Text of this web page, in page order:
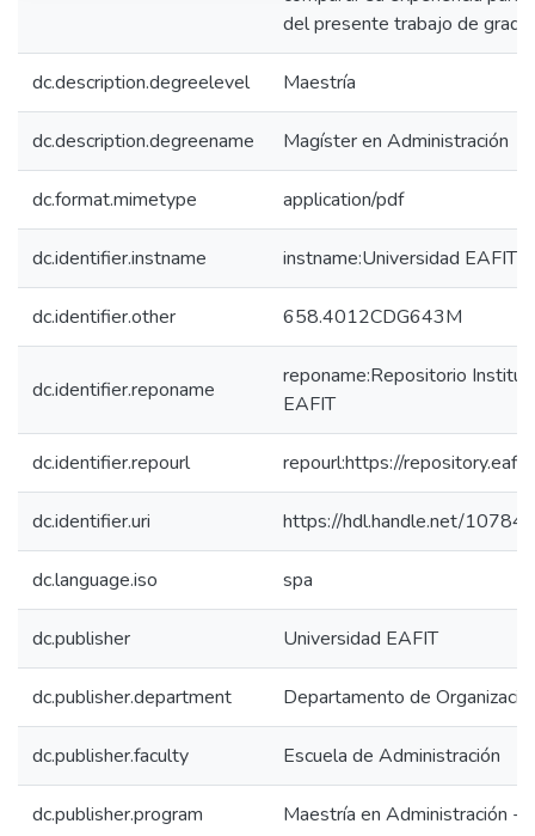
del presente trabajo de grado
dc.description.degreelevel Maestría
dc.description.degreename Magíster en Administración
dc.format.mimetype application/pdf
dc.identifier.instname instname:Universidad EAFIT
dc.identifier.other 658.4012CDG643M
dc.identifier.reponame
reponame:Repositorio
EAFIT
dc.identifier.repourl repourl:https://
dc.identifier.uri https://hdl.handle.net/
dc.language.iso spa
dc.publisher Universidad EAFIT
dc.publisher.department Departamento de
dc.publisher.faculty Escuela de Administración
dc.publisher.program Maestría en Administración -